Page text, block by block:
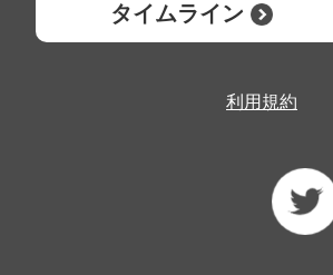
タイムライン
利用規約